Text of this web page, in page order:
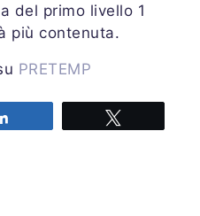
del primo livello 1
più contenuta.
PRETEMP
gennaio 2025 alle